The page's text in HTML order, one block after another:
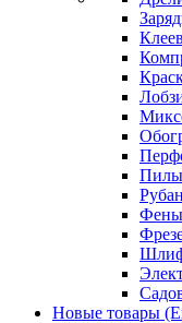
Пилы
Фены
Новые товары